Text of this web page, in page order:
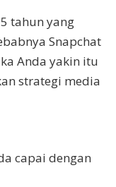
tahun yang
Snapchat
Anda yakin itu
strategi media
capai dengan